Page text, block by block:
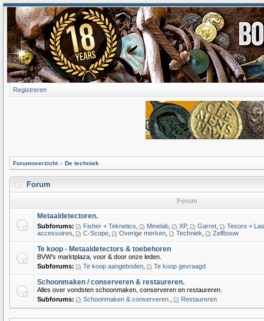
Registreren
Forumoverzicht» De techniek
Forum
Forum
Metaaldetectoren.
Subforums: Fisher + Teknetics Minelab XP, Garret
Tesoro +
accessoires
C-Scope Overige merken Techniek Zelfbouw
Te koop - Metaaldetectors & toebehoren
BVW's marktplaza, voor & door onze leden.
Subforums:
Te koop aangeboden Te koop gevraagd
Schoonmaken / conserveren & restaureren.
Alles over vondsten schoonmaken, conserveren en restaureren.
Subforums:
Schoonmaken & conserveren. Restaureren